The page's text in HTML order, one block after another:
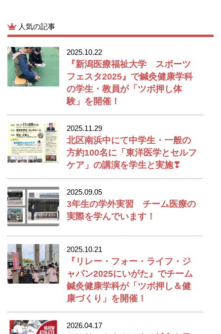
人気の記事
2025.10.22
『新潟医療福祉大学 スポーツ
フェスタ2025』で鍼灸健康学科
の学生・教員が「ツボ押し体
験」を開催！
2025.11.29
北区南浜中にて中学生・一般の
方約100名に「東洋医学とセルフ
ケア」の講演を学生と実施❣
2025.09.05
3年生の学外実習 チーム医療の
実際を学んでいます！
2025.10.21
『リレー・フォー・ライフ・ジ
ャパン2025にいがた』でチーム
鍼灸健康学科が「ツボ押し＆健
康づくり」を開催！
2026.04.17